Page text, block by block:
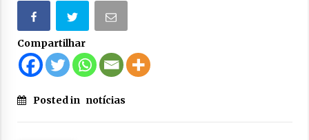
Compartilhar
Posted in notícias